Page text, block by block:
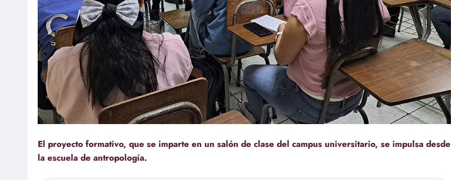
El proyecto formativo, que se imparte en un salón de clase del campus universitario, se impulsa desde
la escuela de antropología.